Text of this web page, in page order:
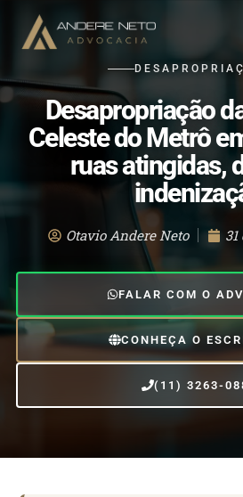
Desapropriação
Celeste do Metrô
ruas atingidas,
Otavio Andere Neto
FALAR COM O
CONHEÇA O
(11) 3263-